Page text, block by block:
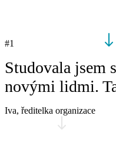
#1
Studovala jsem
novými lidmi.
Iva, ředitelka organizace